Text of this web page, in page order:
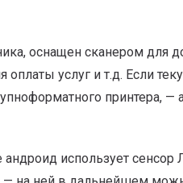
оснащен сканером для
услуг и т.д. Если
принтера,
использует сенсор